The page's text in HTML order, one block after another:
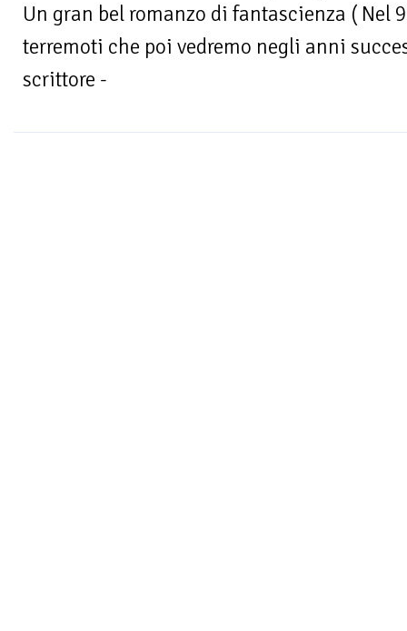
Un gran bel romanzo di fantascienza ( Nel
terremoti che poi vedremo negli anni
scrittore -